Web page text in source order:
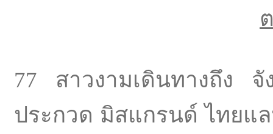
77 สาวงามเดินทางถึง จั
ประกวด มิสแกรนด์ ไทยแ